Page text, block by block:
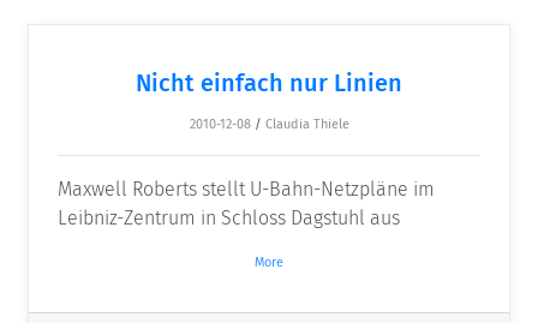
Nicht einfach nur Linien
2010-12-08 / Claudia Thiele
Maxwell Roberts stellt U-Bahn-Netzpläne im
Leibniz-Zentrum in Schloss Dagstuhl aus
More